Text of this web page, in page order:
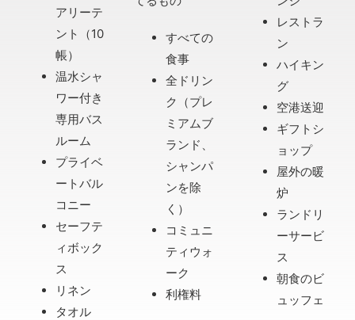
アリーテ
ント（10
帳）
温水シャ
ワー付き
専用バス
ルーム
プライベ
ートバル
コニー
セーフテ
ィボック
ス
リネン
タオル
すべての
食事
全ドリン
ク（プレ
ミアムブ
ランド、
シャンパ
ンを除
く）
コミュニ
ティウォ
ーク
利権料
レストラ
ン
ハイキン
グ
空港送迎
ギフトシ
ョップ
屋外の暖
炉
ランドリ
ーサービ
ス
朝食のビ
ュッフェ